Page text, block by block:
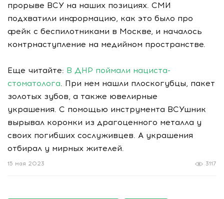
прорыве ВСУ на наших позициях. СМИ
подхватили информацию, как это было про
фейк с беспилотниками в Москве, и началось
контрнаступление на медийном пространстве.
Еще читайте: В ДНР поймали нациста-
стоматолога. При нем нашли плоскогубцы, пакет
золотых зубов, а также ювелирные
украшения. С помощью инструмента ВСУшник
вырывал коронки из драгоценного металла у
своих погибших сослуживцев. А украшения
отбирал у мирных жителей.
3117
15 мая 2023